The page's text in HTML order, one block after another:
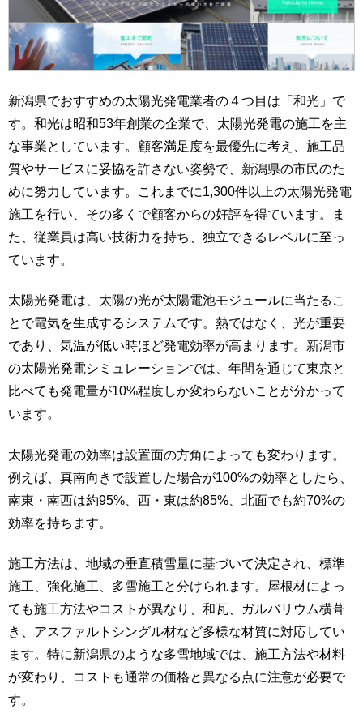
新潟県でおすすめの太陽光発電業者の４つ目は「和光」で
す。和光は昭和53年創業の企業で、太陽光発電の施工を主
な事業としています。顧客満足度を最優先に考え、施工品
質やサービスに妥協を許さない姿勢で、新潟県の市民のた
めに努力しています。これまでに1,300件以上の太陽光発電
施工を行い、その多くで顧客からの好評を得ています。ま
た、従業員は高い技術力を持ち、独立できるレベルに至っ
ています。
太陽光発電は、太陽の光が太陽電池モジュールに当たるこ
とで電気を生成するシステムです。熱ではなく、光が重要
であり、気温が低い時ほど発電効率が高まります。新潟市
の太陽光発電シミュレーションでは、年間を通じて東京と
比べても発電量が10%程度しか変わらないことが分かって
います。
太陽光発電の効率は設置面の方角によっても変わります。
例えば、真南向きで設置した場合が100%の効率としたら、
南東・南西は約95%、西・東は約85%、北面でも約70%の
効率を持ちます。
施工方法は、地域の垂直積雪量に基づいて決定され、標準
施工、強化施工、多雪施工と分けられます。屋根材によっ
ても施工方法やコストが異なり、和瓦、ガルバリウム横葺
き、アスファルトシングル材など多様な材質に対応してい
ます。特に新潟県のような多雪地域では、施工方法や材料
が変わり、コストも通常の価格と異なる点に注意が必要で
す。